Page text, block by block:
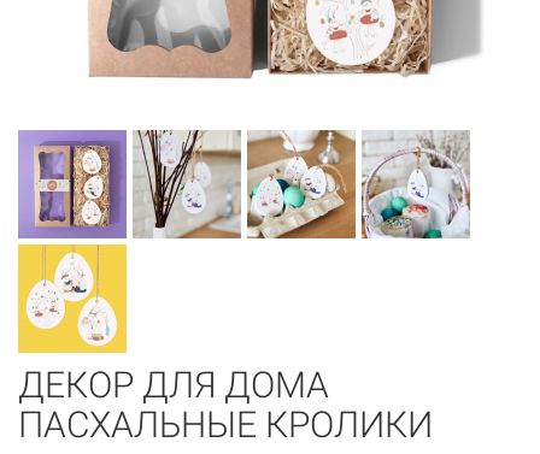
ДЕКОР ДЛЯ ДОМА
ПАСХАЛЬНЫЕ КРОЛИКИ